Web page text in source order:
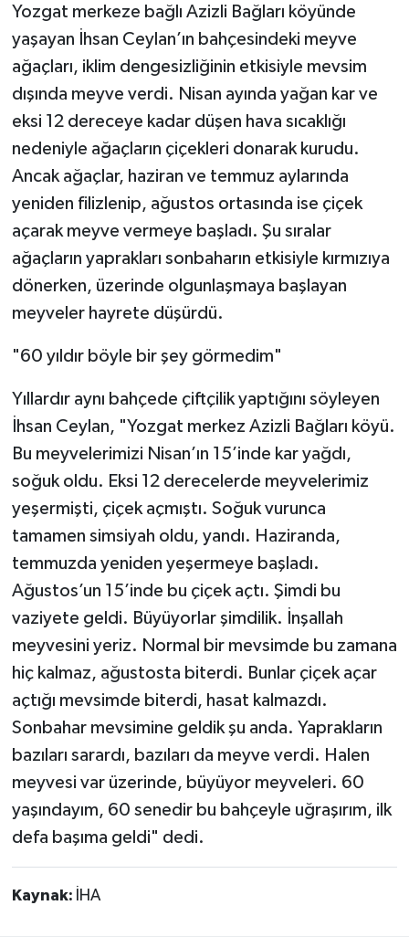
Yozgat merkeze bağlı Azizli Bağları köyünde
yaşayan İhsan Ceylan’ın bahçesindeki meyve
ağaçları, iklim dengesizliğinin etkisiyle mevsim
dışında meyve verdi. Nisan ayında yağan kar ve
eksi 12 dereceye kadar düşen hava sıcaklığı
nedeniyle ağaçların çiçekleri donarak kurudu.
Ancak ağaçlar, haziran ve temmuz aylarında
yeniden filizlenip, ağustos ortasında ise çiçek
açarak meyve vermeye başladı. Şu sıralar
ağaçların yaprakları sonbaharın etkisiyle kırmızıya
dönerken, üzerinde olgunlaşmaya başlayan
meyveler hayrete düşürdü.
"60 yıldır böyle bir şey görmedim"
Yıllardır aynı bahçede çiftçilik yaptığını söyleyen
İhsan Ceylan, "Yozgat merkez Azizli Bağları köyü.
Bu meyvelerimizi Nisan’ın 15’inde kar yağdı,
soğuk oldu. Eksi 12 derecelerde meyvelerimiz
yeşermişti, çiçek açmıştı. Soğuk vurunca
tamamen simsiyah oldu, yandı. Haziranda,
temmuzda yeniden yeşermeye başladı.
Ağustos’un 15’inde bu çiçek açtı. Şimdi bu
vaziyete geldi. Büyüyorlar şimdilik. İnşallah
meyvesini yeriz. Normal bir mevsimde bu zamana
hiç kalmaz, ağustosta biterdi. Bunlar çiçek açar
açtığı mevsimde biterdi, hasat kalmazdı.
Sonbahar mevsimine geldik şu anda. Yaprakların
bazıları sarardı, bazıları da meyve verdi. Halen
meyvesi var üzerinde, büyüyor meyveleri. 60
yaşındayım, 60 senedir bu bahçeyle uğraşırım, ilk
defa başıma geldi" dedi.
Kaynak: İHA